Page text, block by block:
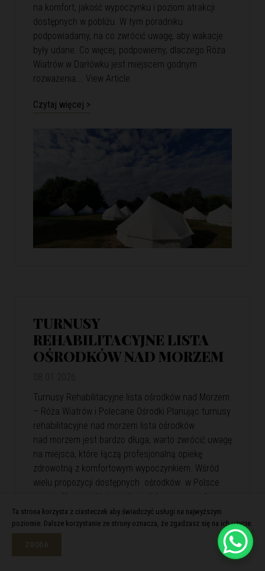
na komfort, jakość wypoczynku i poziom atrakcji
dostępnych w pobliżu. W tym poradniku
podpowiadamy, na co zwrócić uwagę, aby wakacje
były udane. Co więcej, podpowiemy, dlaczego Róża
Wiatrów w Darłówku jest miejscem godnym
rozważenia…. View Article
Czytaj więcej >
TURNUSY
REHABILITACYJNE LISTA
OŚRODKÓW NAD MORZEM
Turnusy Rehabilitacyjne lista ośrodków nad Morzem
– Róża Wiatrów i Polecane Ośrodki Planując turnusy
rehabilitacyjne nad morzem lista ośrodków
nad morzem jest bardzo długa, warto zwrócić uwagę
na miejsca, które łączą profesjonalną opiekę
zdrowotną z komfortowym wypoczynkiem. Wśród
wielu propozycji dostępnych ośrodków w Polsce
szczególnie wyróżnia się kompleks wypoczynkowy
Róża Wiatrów. Oferuje skuteczną rehabilitację
i relaks w malowniczej nadmorskiej scenerii. Róża
Ta strona korzysta z ciasteczek aby świadczyć usługi na najwyższym
poziomie. Dalsze korzystanie ze strony oznacza, że zgadzasz się na ich użycie.